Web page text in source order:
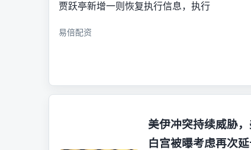
贾跃亭新增一则恢复执行信息，执行
易倍配资
美伊冲突持续威胁
白宫被曝考虑再次